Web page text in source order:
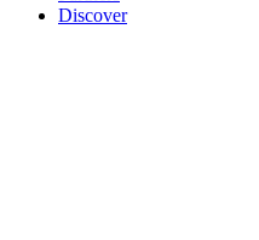
Discover